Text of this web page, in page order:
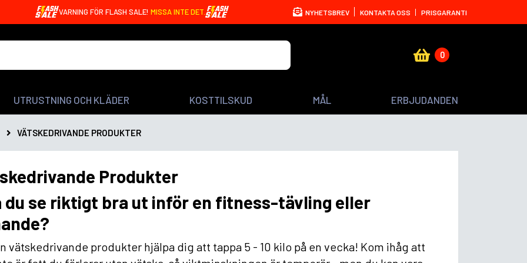
VARNING FÖR FLASH SALE! MISSA INTE DET. NYHETSBREV KONTAKTA OSS PRISGARANTI
0
UTRUSTNING OCH KLÄDER KOSTTILSKUD MÅL ERBJUDANDEN
VÄTSKEDRIVANDE PRODUKTER
Produkter
du se riktigt bra ut inför en fitness-tävling eller
vätskedrivande produkter hjälpa dig att tappa 5 - 10 kilo på en vecka! Kom ihåg att